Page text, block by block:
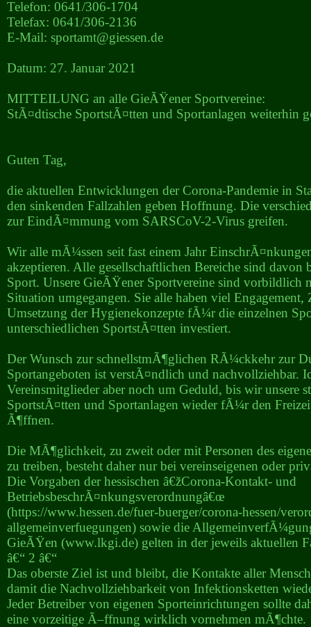
Telefon: 0641/306-1704
Telefax: 0641/306-2136
E-Mail: sportamt@giessen.de
Datum: 27. Januar 2021
MITTEILUNG an alle GieÃŸener Sportvereine:
StÃ¤dtische SportstÃ¤tten und Sportanlagen weiterhin
Guten Tag,
die aktuellen Entwicklungen der Corona-Pandemie in
den sinkenden Fallzahlen geben Hoffnung. Die
zur EindÃ¤mmung vom SARSCoV-2-Virus greifen.
Wir alle mÃ¼ssen seit fast einem Jahr
akzeptieren. Alle gesellschaftlichen Bereiche sind davon
Sport. Unsere GieÃŸener Sportvereine sind vorbildlich
Situation umgegangen. Sie alle haben viel
Umsetzung der Hygienekonzepte fÃ¼r die einzelnen
unterschiedlichen SportstÃ¤tten investiert.
Der Wunsch zur schnellstmÃ¶glichen RÃ¼ckkehr zur
Sportangeboten ist verstÃ¤ndlich und nachvollziehbar.
Vereinsmitglieder aber noch um Geduld, bis wir unsere
SportstÃ¤tten und Sportanlagen wieder fÃ¼r den
Ã¶ffnen.
Die MÃ¶glichkeit, zu zweit oder mit Personen des
zu treiben, besteht daher nur bei vereinseigenen oder
Die Vorgaben der hessischen â€žCorona-Kontakt- und
BetriebsbeschrÃ¤nkungsverordnungâ€œ
(https://www.hessen.de/fuer-buerger/corona-hessen/
allgemeinverfuegungen) sowie die
GieÃŸen (www.lkgi.de) gelten in der jeweils aktuellen
â€“ 2 â€“
Das oberste Ziel ist und bleibt, die Kontakte aller
damit die Nachvollziehbarkeit von Infektionsketten
Jeder Betreiber von eigenen Sporteinrichtungen sollte
eine vorzeitige Ã–ffnung wirklich vornehmen mÃ¶chte.